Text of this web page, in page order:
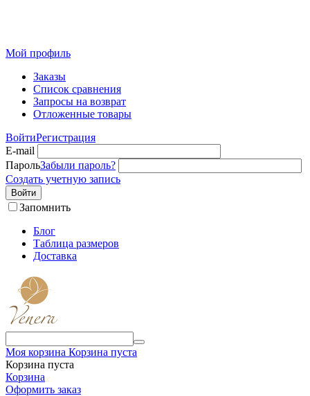
Мой профиль
Заказы
Список сравнения
Запросы на возврат
Отложенные товары
ВойтиРегистрация
E-mail
ПарольЗабыли пароль?
Создать учетную запись
Войти
Запомнить
Блог
Таблица размеров
Доставка
Моя корзина Корзина пуста
Корзина пуста
Корзина
Оформить заказ